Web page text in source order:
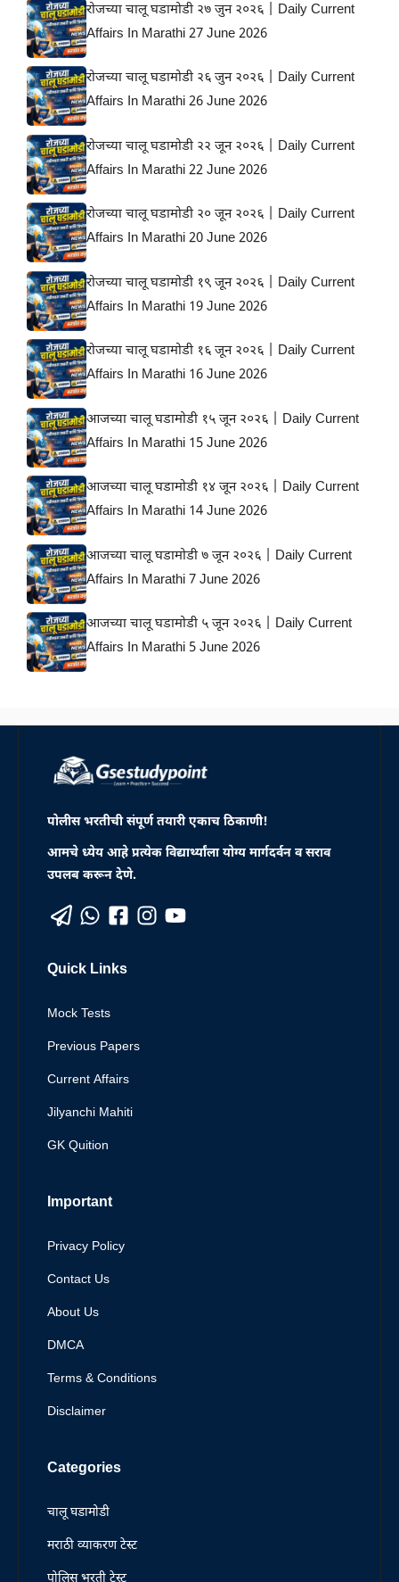
रोजच्या चालू घडामोडी २७ जुन २०२६ | Daily Current
Affairs In Marathi 27 June 2026
रोजच्या चालू घडामोडी २६ जुन २०२६ | Daily Current
Affairs In Marathi 26 June 2026
रोजच्या चालू घडामोडी २२ जून २०२६ | Daily Current
Affairs In Marathi 22 June 2026
रोजच्या चालू घडामोडी २० जून २०२६ | Daily Current
Affairs In Marathi 20 June 2026
रोजच्या चालू घडामोडी १९ जून २०२६ | Daily Current
Affairs In Marathi 19 June 2026
रोजच्या चालू घडामोडी १६ जून २०२६ | Daily Current
Affairs In Marathi 16 June 2026
आजच्या चालू घडामोडी १५ जून २०२६ | Daily Current
Affairs In Marathi 15 June 2026
आजच्या चालू घडामोडी १४ जून २०२६ | Daily Current
Affairs In Marathi 14 June 2026
आजच्या चालू घडामोडी ७ जून २०२६ | Daily Current
Affairs In Marathi 7 June 2026
आजच्या चालू घडामोडी ५ जून २०२६ | Daily Current
Affairs In Marathi 5 June 2026
पोलीस भरतीची संपूर्ण तयारी एकाच ठिकाणी!
आमचे ध्येय आहे प्रत्येक विद्यार्थ्यांला योग्य मार्गदर्वन व सराव
उपलब करून देणे.
Quick Links
Mock Tests
Previous Papers
Current Affairs
Jilyanchi Mahiti
GK Quition
Important
Privacy Policy
Contact Us
About Us
DMCA
Terms & Conditions
Disclaimer
Categories
चालू घडामोडी
मराठी व्याकरण टेस्ट